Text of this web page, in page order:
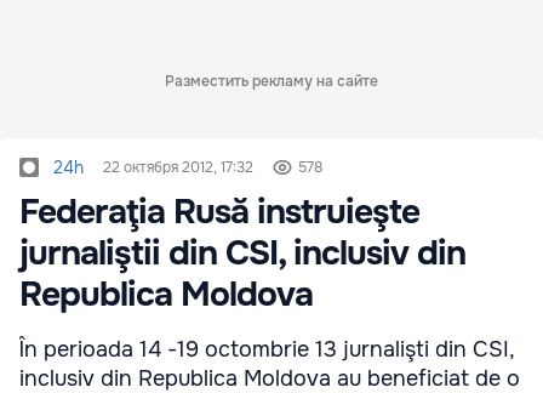
Разместить рекламу на сайте
24h 22 октября 2012, 17:32 578
Federaţia Rusă instruieşte
jurnaliştii din CSI, inclusiv din
Republica Moldova
În perioada 14 -19 octombrie 13 jurnalişti din CSI,
inclusiv din Republica Moldova au beneficiat de o